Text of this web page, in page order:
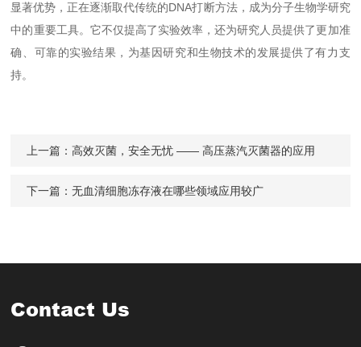
显著优势，正在逐渐取代传统的DNA打断方法，成为分子生物学研究
中的重要工具。它不仅提高了实验效率，还为研究人员提供了更加准
确、可靠的实验结果，为基因研究和生物技术的发展提供了有力支
持。
上一篇：高效灭菌，安全无忧 —— 高压蒸汽灭菌器的应用
下一篇：无血清细胞冻存液在哪些领域应用较广
Contact Us